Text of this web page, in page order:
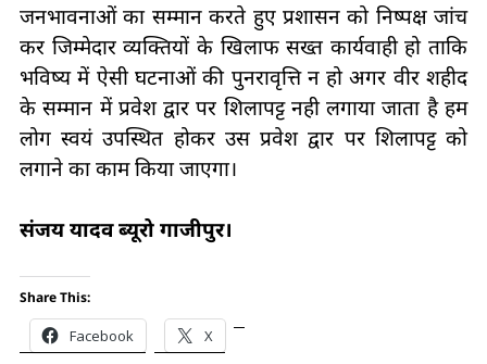
जनभावनाओं का सम्मान करते हुए प्रशासन को निष्पक्ष जांच
कर जिम्मेदार व्यक्तियों के खिलाफ सख्त कार्यवाही हो ताकि
भविष्य में ऐसी घटनाओं की पुनरावृत्ति न हो अगर वीर शहीद
के सम्मान में प्रवेश द्वार पर शिलापट्ट नही लगाया जाता है हम
लोग स्वयं उपस्थित होकर उस प्रवेश द्वार पर शिलापट्ट को
लगाने का काम किया जाएगा।
संजय यादव ब्यूरो गाजीपुर।
Share This:
Facebook X